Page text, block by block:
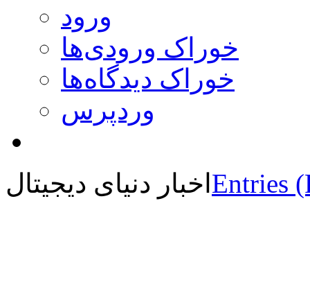
ورود
خوراک ورودی‌ها
خوراک دیدگاه‌ها
وردپرس
اخبار دنیای دیجیتال Entries